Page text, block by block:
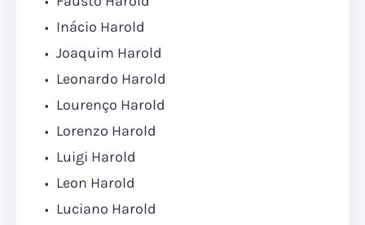
Inácio Harold
Joaquim Harold
Leonardo Harold
Lourenço Harold
Lorenzo Harold
Luigi Harold
Leon Harold
Luciano Harold